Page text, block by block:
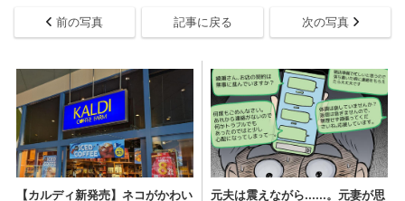
前の写真 記事に戻る 次の写真